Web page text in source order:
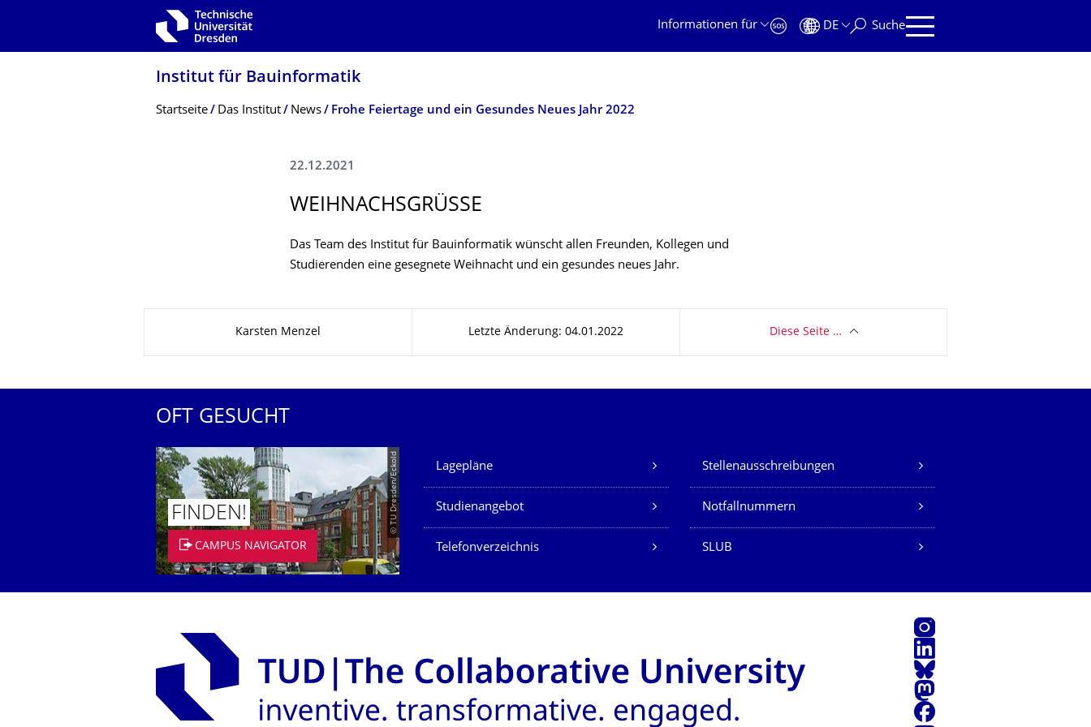
Zur Hauptnavigation springen
Informationen für
DE Suche
Institut für Bauinformatik
Breadcrumb-Menü
Startseite Das Institut News Frohe Feiertage und ein Gesundes Neues Jahr 2022
22.12.2021
WEIHNACHSGRÜSSE
Das Team des Institut für Bauinformatik wünscht allen Freunden, Kollegen und
Studierenden eine gesegnete Weihnacht und ein gesundes neues Jahr.
Karsten Menzel Letzte Änderung: 04.01.2022 Diese Seite …
OFT GESUCHT
© TU Dresden/Eckold
FINDEN!
CAMPUS NAVIGATOR
Unsere Dienste
Lagepläne Stellenausschreibungen
Studienangebot Notfallnummern
Telefonverzeichnis SLUB
Instagram
LinkedIn
Bluesky
Mastodon
Facebook